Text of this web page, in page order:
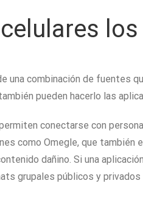
una combinación de fuentes
pueden hacerlo las
conectarse con
como Omegle, que
dañino. Si una
grupales públicos y